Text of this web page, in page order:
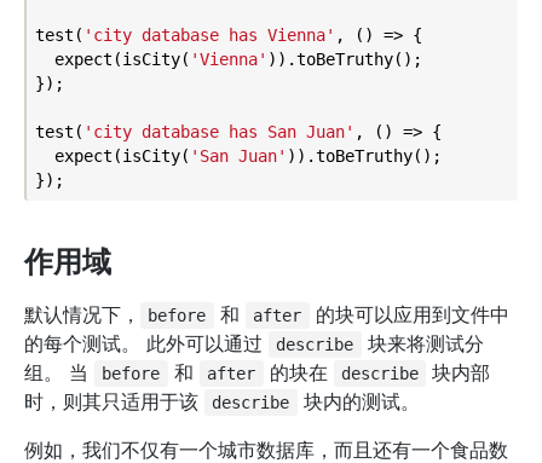
test( 'city database has Vienna' , () => {
  expect(isCity(
'Vienna' )).toBeTruthy();
});
test( 'city database has San Juan' , () => {
  expect(isCity(
'San Juan' )).toBeTruthy();
作用域
默认情况下， before 和 after
的块可以应用到文件中
的每个测试。 此外可以通过
describe
块来将测试分
组。 当
before 和 after 的块在 describe
块内部
时，则其只适用于该
describe
块内的测试。
例如，我们不仅有一个城市数据库，而且还有一个食品数